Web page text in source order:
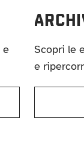
e
Scopri le
e